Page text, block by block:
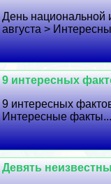
День национальной
августа >
9 интересных
9 интересных
Интересные факты...
Девять